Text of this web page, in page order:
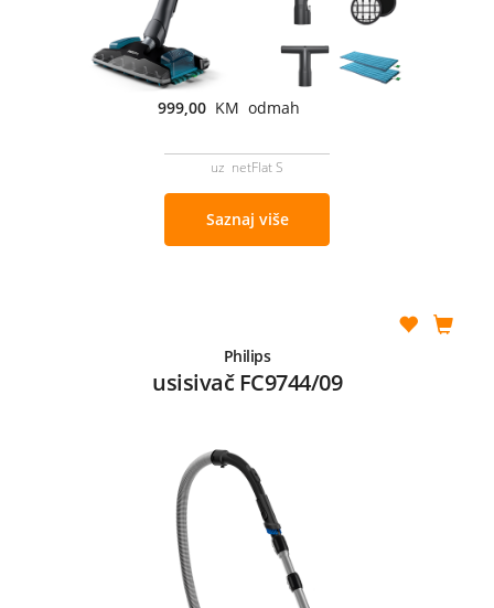
999,00 KM odmah
uz netFlat S
Saznaj više
Philips
usisivač FC9744/09